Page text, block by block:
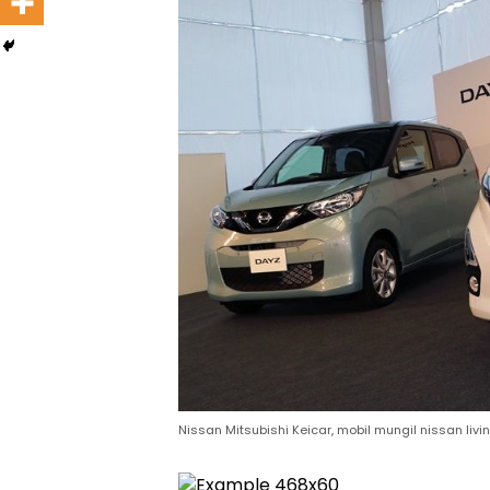
Nissan Mitsubishi Keicar, mobil mungil nissan